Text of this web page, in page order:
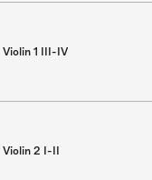
Violin 1 III-IV
Violin 2 I-II